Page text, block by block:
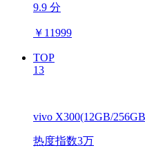
9.9 分
￥ 11999
TOP
13
vivo X300(12GB/
热度指数3万